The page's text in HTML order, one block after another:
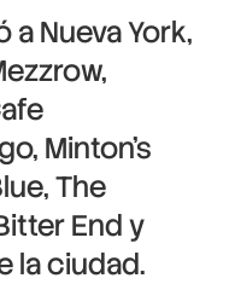
Nueva York,
Minton’s
The
End y
la ciudad.